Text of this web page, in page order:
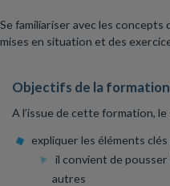
Se familiariser avec les concepts
mises en situation et des
Objectifs de la formation
A l’issue de cette formation, le
expliquer les éléments
il convient de
autres